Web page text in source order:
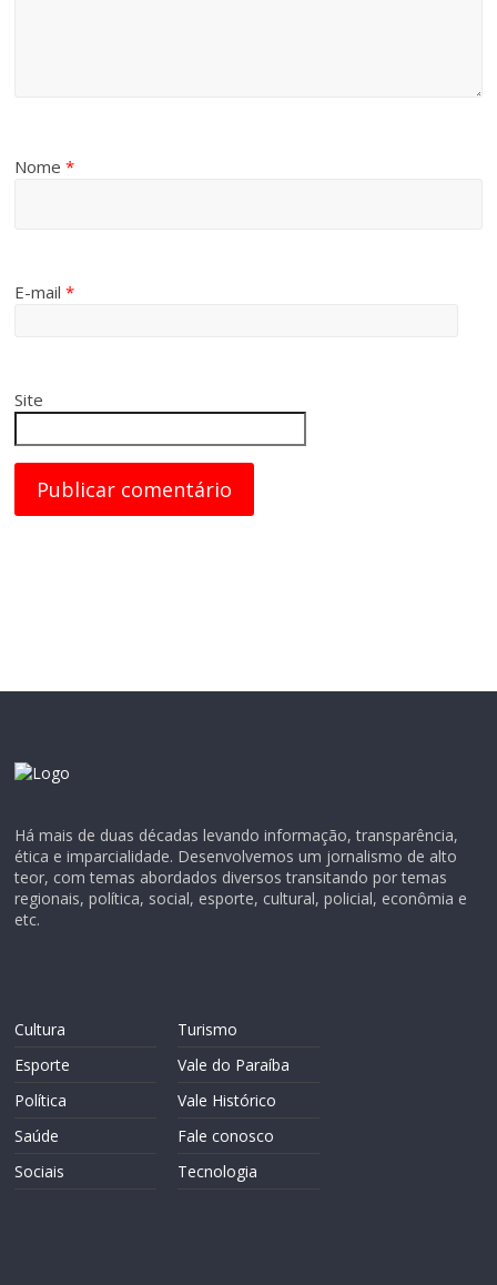
Nome*
E-mail*
Site
Há mais de duas décadas levando informação, transparência,
ética e imparcialidade. Desenvolvemos um jornalismo de alto
teor, com temas abordados diversos transitando por temas
regionais, política, social, esporte, cultural, policial, econômia e
etc.
Cultura
Esporte
Política
Saúde
Sociais
Turismo
Vale do Paraíba
Vale Histórico
Fale conosco
Tecnologia